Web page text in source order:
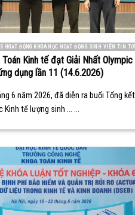
HOẠT ĐỘNG KHOA HỌC HOẠT ĐỘNG SINH VIÊN TIN
Toán Kinh tế đạt Giải Nhất Olympic
dụng lần 11 (14.6.2026)
6 năm 2026, đã diễn ra buổi Tổng kết
Kinh tế lượng sinh ... ...